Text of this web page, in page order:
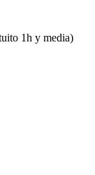
1h y media)